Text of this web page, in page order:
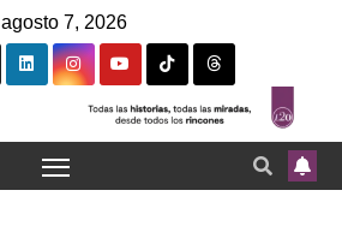
agosto 7, 2026